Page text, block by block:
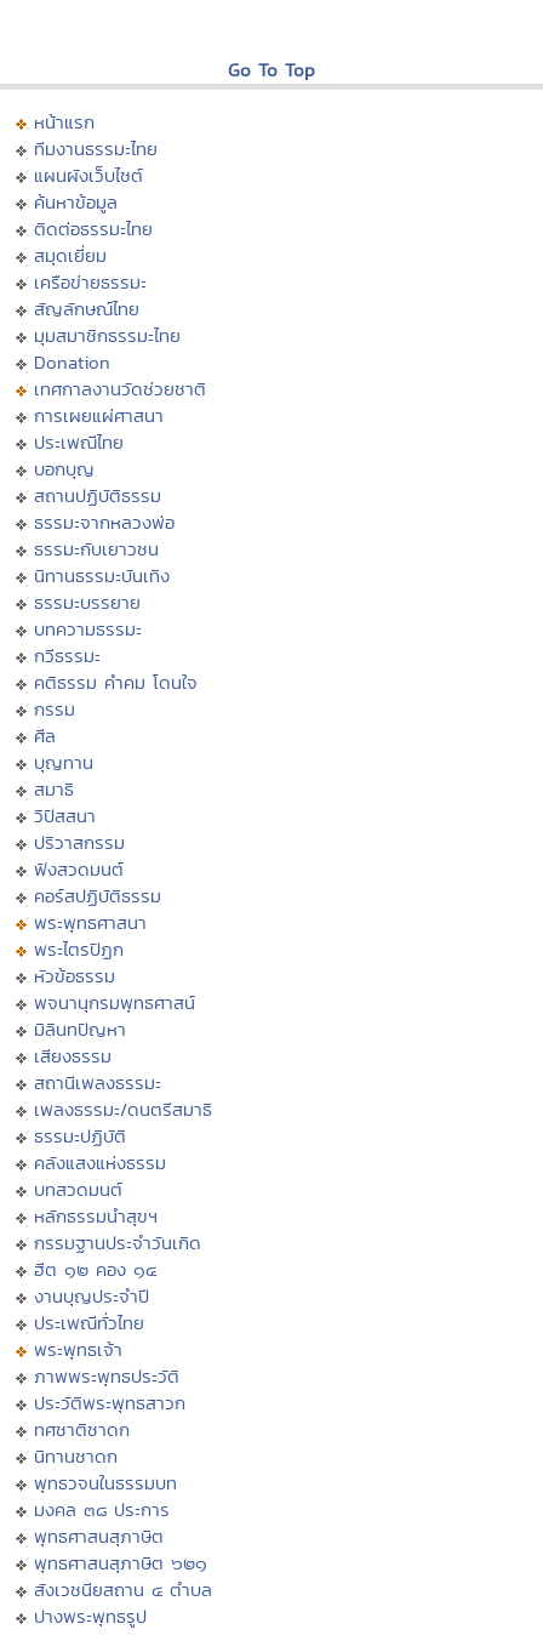
Go To Top
หน้าแรก
ทีมงานธรรมะไทย
แผนผังเว็บไซต์
ค้นหาข้อมูล
ติดต่อธรรมะไทย
สมุดเยี่ยม
เครือข่ายธรรมะ
สัญลักษณ์ไทย
มุมสมาชิกธรรมะไทย
Donation
เทศกาลงานวัดช่วยชาติ
การเผยแผ่ศาสนา
ประเพณีไทย
บอกบุญ
สถานปฏิบัติธรรม
ธรรมะจากหลวงพ่อ
ธรรมะกับเยาวชน
นิทานธรรมะบันเทิง
ธรรมะบรรยาย
บทความธรรมะ
กวีธรรมะ
คติธรรม คำคม โดนใจ
กรรม
ศีล
บุญทาน
สมาธิ
วิปัสสนา
ปริวาสกรรม
ฟังสวดมนต์
คอร์สปฏิบัติธรรม
พระพุทธศาสนา
พระไตรปิฏก
หัวข้อธรรม
พจนานุกรมพุทธศาสน์
มิลินทปัญหา
เสียงธรรม
สถานีเพลงธรรมะ
เพลงธรรมะ/ดนตรีสมาธิ
ธรรมะปฏิบัติ
คลังแสงแห่งธรรม
บทสวดมนต์
หลักธรรมนำสุขฯ
กรรมฐานประจำวันเกิด
ฮีต ๑๒ คอง ๑๔
งานบุญประจำปี
ประเพณีทั่วไทย
พระพุทธเจ้า
ภาพพระพุทธประวัติ
ประวัติพระพุทธสาวก
ทศชาติชาดก
นิทานชาดก
พุทธวจนในธรรมบท
มงคล ๓๘ ประการ
พุทธศาสนสุภาษิต
พุทธศาสนสุภาษิต ๖๒๑
สังเวชนียสถาน ๔ ตำบล
ปางพระพุทธรูป